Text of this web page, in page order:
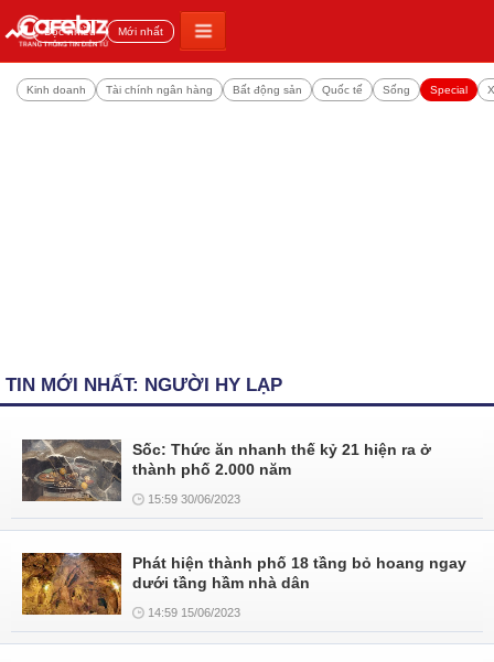
Đọc nhiều Mới nhất
Kinh doanh Tài chính ngân hàng Bất động sản Quốc tế Sống Special
TIN MỚI NHẤT: NGƯỜI HY LẠP
Sốc: Thức ăn nhanh thế kỷ 21 hiện ra ở
thành phố 2.000 năm
15:59 30/06/2023
Phát hiện thành phố 18 tầng bỏ hoang ngay
dưới tầng hầm nhà dân
14:59 15/06/2023